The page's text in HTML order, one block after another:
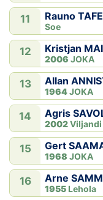
11 Rauno
Soe
12 Kristjan
2006 JOKA
13 Allan
1964JOKA
14 Agris
2002Viljandi
15 Gert
1968 JOKA
16 Arne
1955 Lehola